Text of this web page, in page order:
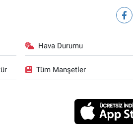
Hava Durumu
Tüm Manşetler